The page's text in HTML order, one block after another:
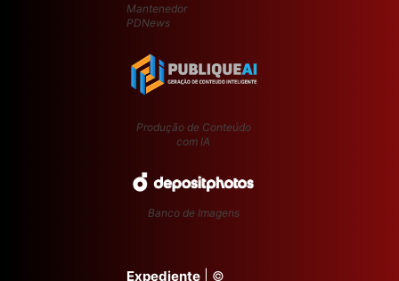
Mantenedor
PDNews
Produção de Conteúdo
com IA
Banco de Imagens
Expediente | ©